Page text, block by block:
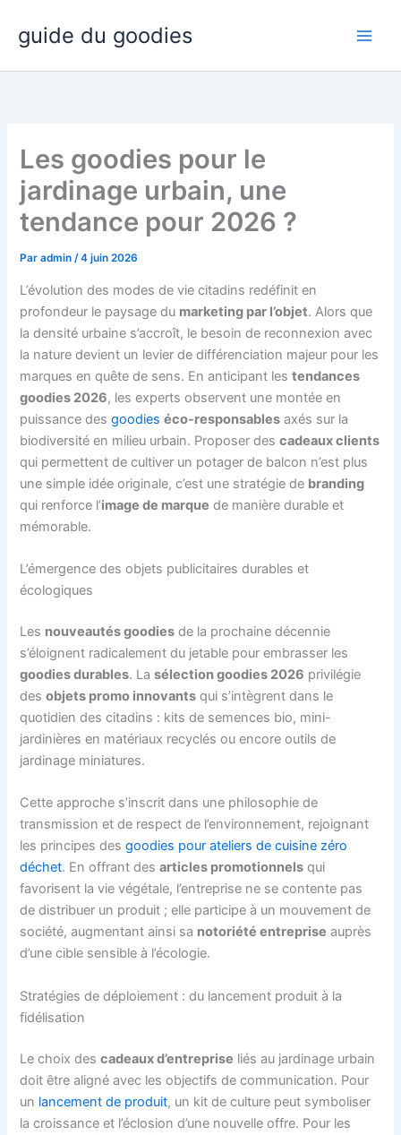
contenu
guide du goodies
Les goodies pour le
jardinage urbain, une
tendance pour 2026 ?
Paradmin/4 juin 2026
L’évolution des modes de vie citadins redéfinit en
profondeur le paysage du marketing par l’objet. Alors que
la densité urbaine s’accroît, le besoin de reconnexion avec
la nature devient un levier de différenciation majeur pour les
marques en quête de sens. En anticipant lestendances
goodies 2026, les experts observent une montée en
puissance desgoodies éco-responsables axés sur la
biodiversité en milieu urbain. Proposer descadeaux clients
qui permettent de cultiver un potager de balcon n’est plus
une simple idée originale, c’est une stratégie de branding
qui renforce l’image de marque de manière durable et
mémorable.
L’émergence des objets publicitaires durables et
écologiques
Les nouveautés goodies de la prochaine décennie
s’éloignent radicalement du jetable pour embrasser les
goodies durables. Lasélection goodies 2026 privilégie
desobjets promo innovants qui s’intègrent dans le
quotidien des citadins : kits de semences bio, mini-
jardinières en matériaux recyclés ou encore outils de
jardinage miniatures.
Cette approche s’inscrit dans une philosophie de
transmission et de respect de l’environnement, rejoignant
les principes desgoodies pour ateliers de cuisine zéro
déchet. En offrant desarticles promotionnels qui
favorisent la vie végétale, l’entreprise ne se contente pas
de distribuer un produit ; elle participe à un mouvement de
société, augmentant ainsi sa notoriété entreprise auprès
d’une cible sensible à l’écologie.
Stratégies de déploiement : du lancement produit à la
fidélisation
Le choix descadeaux d’entreprise liés au jardinage urbain
doit être aligné avec les objectifs de communication. Pour
un lancement de produit, un kit de culture peut symboliser
la croissance et l’éclosion d’une nouvelle offre. Pour les